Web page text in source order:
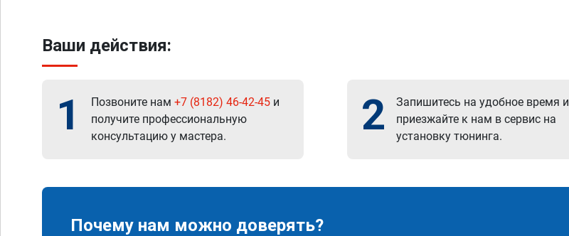
Ваши действия:
1 Позвоните нам +7 (8182) 46-42-45 и
получите профессиональную
консультацию у мастера.
2
Запишитесь на удобное время и
приезжайте к нам в сервис на
установку тюнинга.
Почему нам можно доверять?